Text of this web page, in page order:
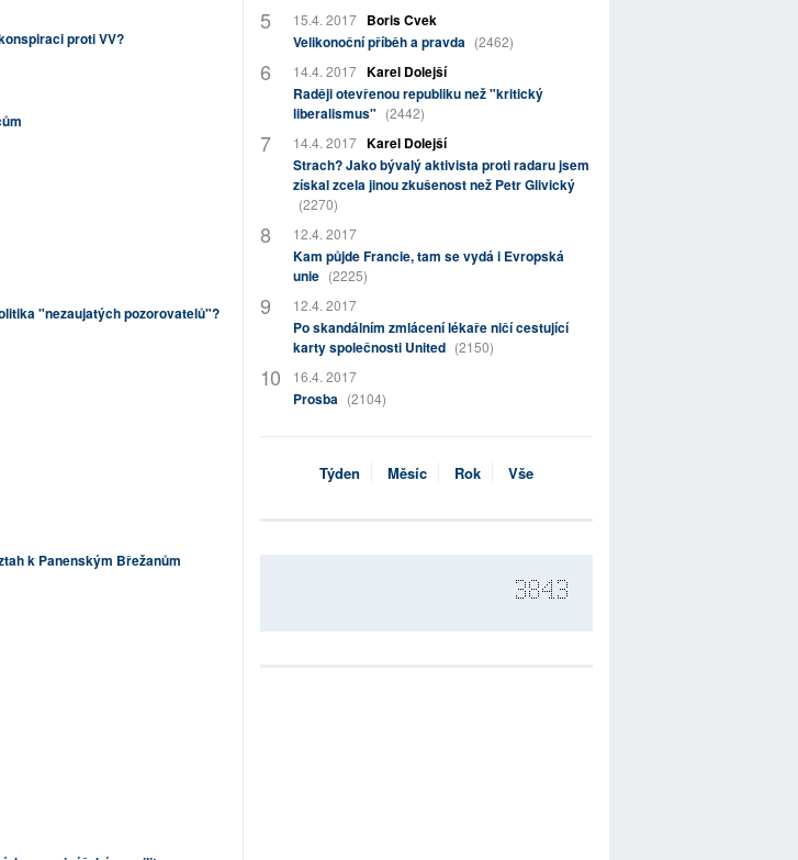
proti VV?
"nezaujatých pozorovatelů"?
k Panenským Břežanům
15.4. 2017
Boris Cvek
Velikonoční příběh a pravda (2462)
14.4. 2017 Karel Dolejší
Raději otevřenou republiku než "kritický
liberalismus" (2442)
14.4. 2017 Karel Dolejší
Strach? Jako bývalý aktivista proti radaru jsem
získal zcela jinou zkušenost než Petr Glivický
(2270)
12.4. 2017
Kam půjde Francie, tam se vydá i Evropská
unie (2225)
12.4. 2017
Po skandálním zmlácení lékaře ničí cestující
karty společnosti United (2150)
16.4. 2017
Prosba (2104)
Týden Měsíc Rok Vše
3843